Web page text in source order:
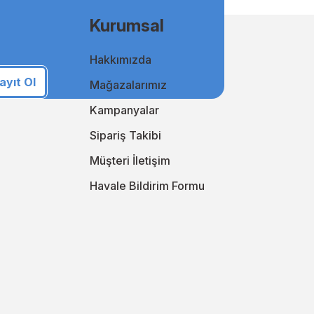
takip ederek online alışveriş deneyiminizi sürekli
keşfedin!
Ol
Kurumsal
Hakkımızda
Mağazalarımız
Kampanyalar
Sipariş Takibi
Müşteri İletişim
Havale Bildirim Formu